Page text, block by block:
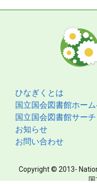
ひなぎくとは
国立国会図書館ホー
国立国会図書館サーチ
お知らせ
お問い合わせ
Copyright © 2013-